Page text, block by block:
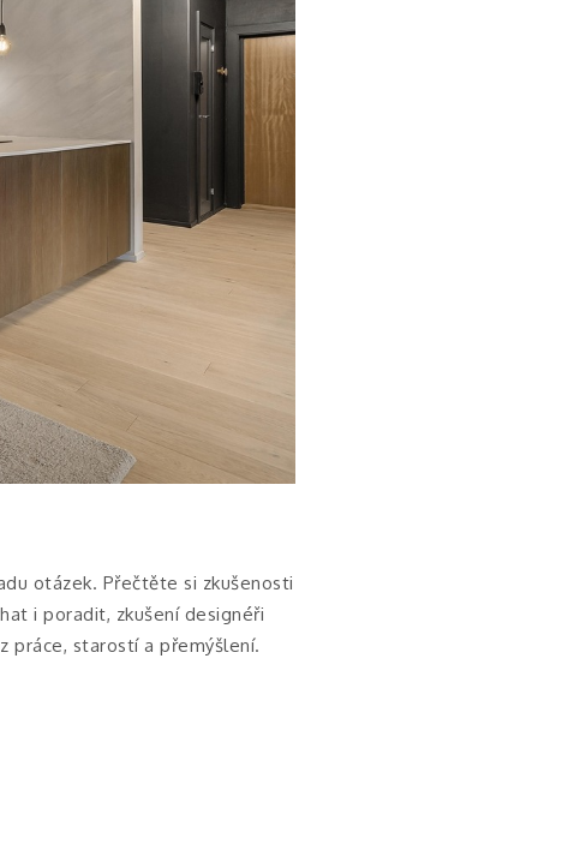
otázek. Přečtěte si zkušenosti
i poradit, zkušení designéři
práce, starostí a přemýšlení.